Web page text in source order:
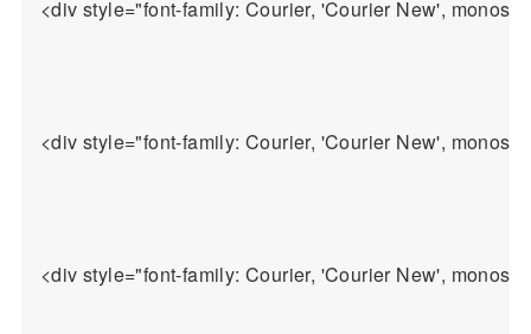
<div style="font-family: Courier, 'Courier New',
<div style="font-family: Courier, 'Courier New',
<div style="font-family: Courier, 'Courier New',